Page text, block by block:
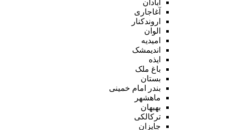
آبادان
آغاجاری
اروندکنار
الوان
امیدیه
اندیمشک
ایذه
باغ ملک
بستان
بندر امام خمینی
ماهشهر
بهبهان
ترکالکی
جایزان